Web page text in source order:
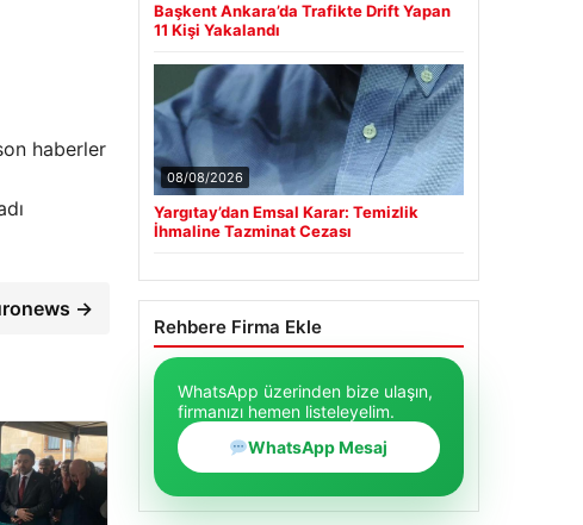
haberler
→
Başkent Ankara’da Trafikte Drift Yapan
11 Kişi Yakalandı
08/08/2026
Yargıtay’dan Emsal Karar: Temizlik
İhmaline Tazminat Cezası
Rehbere Firma Ekle
WhatsApp üzerinden bize ulaşın,
firmanızı hemen listeleyelim.
WhatsApp Mesaj